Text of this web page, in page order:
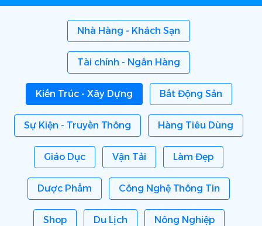
Nhà Hàng - Khách Sạn
Tài chính - Ngân Hàng
Kiến Trúc - Xây Dựng Bất Động Sản
Sự Kiện - Truyền Thông Hàng Tiêu Dùng
Giáo Dục Vận Tải Làm Đẹp
Dược Phẩm Công Nghệ Thông Tin
Shop Du Lịch Nông Nghiệp